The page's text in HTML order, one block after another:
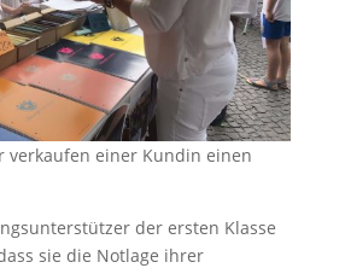
verkaufen einer Kundin einen
der ersten Klasse
sie die Notlage ihrer